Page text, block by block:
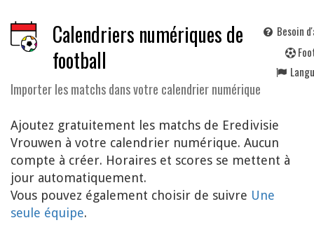
Calendriers numériques de
football
Importer les matchs dans votre calendrier numérique
Besoin
F
Ajoutez gratuitement les matchs de Eredivisie
Vrouwen à votre calendrier numérique. Aucun
compte à créer. Horaires et scores se mettent à
jour automatiquement.
Vous pouvez également choisir de suivre Une
seule équipe.